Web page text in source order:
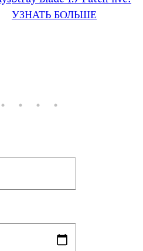
УЗНАТЬ БОЛЬШЕ